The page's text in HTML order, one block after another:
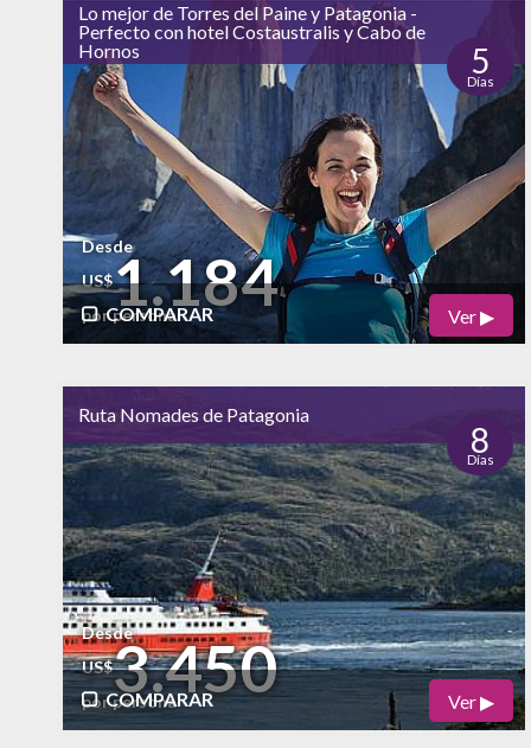
bajo
Naturaleza
alto
Vida Nocturna
Lo mejor de Torres del Paine y Patagonia -
Perfecto con hotel Costaustralis y Cabo de
Hornos
5
Días
Desde
US$1.184
por persona
COMPARAR
bajo
alto
Vida Nocturna
Ver ▶
Ruta Nomades de Patagonia
8
Días
Desde
US$3.450
por persona
COMPARAR Ver ▶